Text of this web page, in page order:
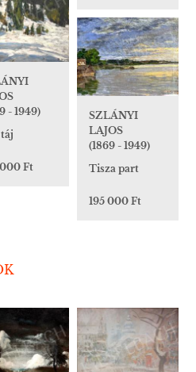
- 1949)
Ft
SZLÁNYI
LAJOS
(1869 - 1949)
Tisza part
195 000 Ft